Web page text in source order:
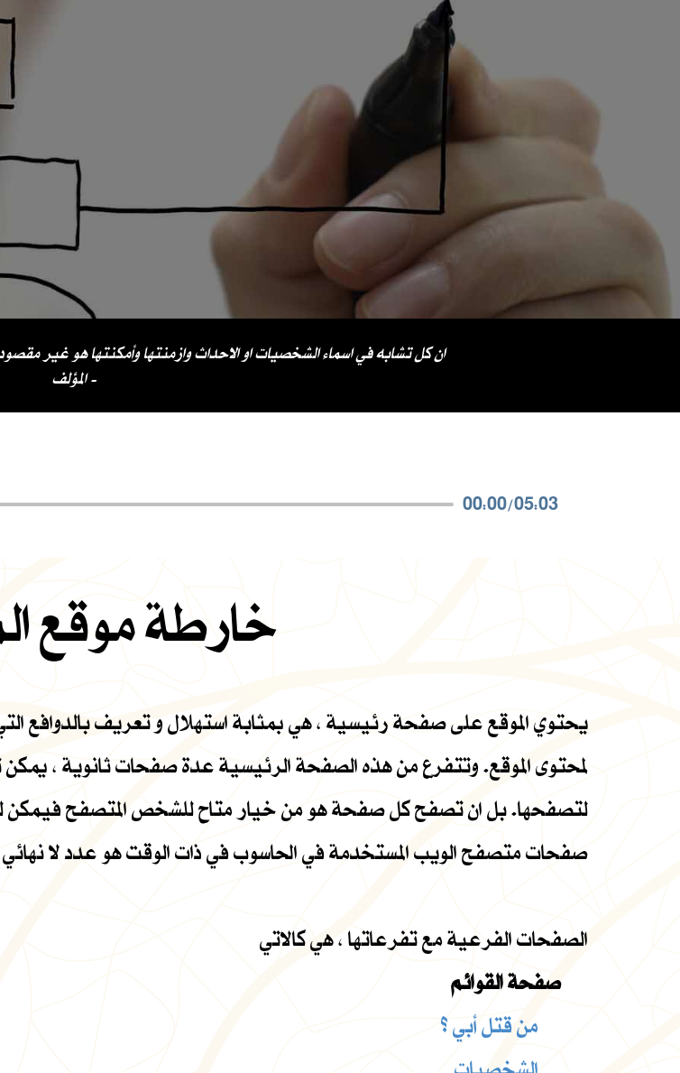
ان كل تشابه في اسماء الشخصيات او الاحداث وازمنتها وأمكنتها هو غير
المؤلف -
00:00/05:03
خارطة موقع
يحتوي الموقع على صفحة رئيسية ، هي بمثابة استهلال و تعريف بالدوافع
لمحتوى الموقع. وتتفرع من هذه الصفحة الرئيسية عدة صفحات ثانوية ،
لتصفحها. بل ان تصفح كل صفحة هو من خيار متاح للشخص المتصفح فيمكن له
صفحات متصفح الويب المستخدمة في الحاسوب في ذات الوقت هو عدد لا
الصفحات الفرعية مع تفرعاتها ، هي كالاتي
صفحة القوائم
من قتل أبي ؟